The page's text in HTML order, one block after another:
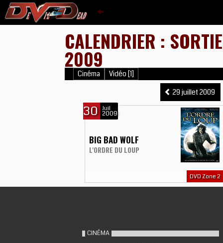
CALENDRIER :
2009
Cinéma Vidéo [1]
29 juillet 2009
30 Juil
2009
BIG BAD WOLF
L'ORDRE DU LOUP
DVD Zone 2
CINÉMA